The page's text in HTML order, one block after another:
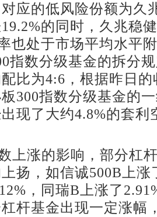
应的低风险份额为久
的同时，久兆稳
也处于市场平均水平
指数分级基金的拆分
比为4:6，根据昨日
300指数分级基金的
现了大约4.8%的套利
涨的影响，部分杠杆
扬，如信诚500B上涨
，同瑞B上涨了
杆基金出现一定涨幅